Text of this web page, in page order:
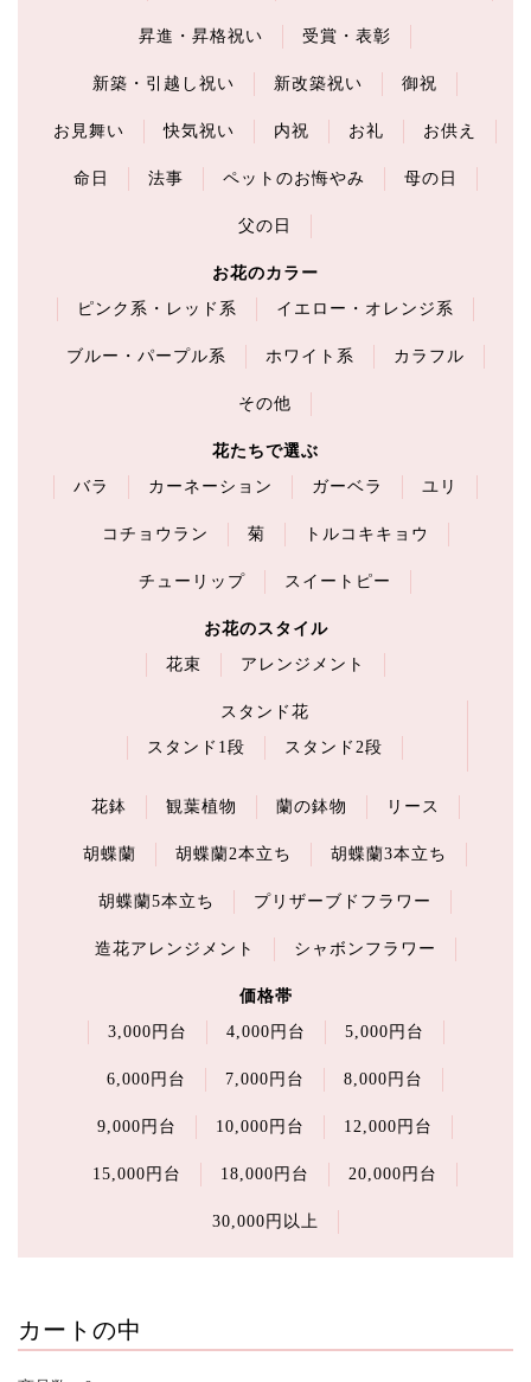
昇進・昇格祝い 受賞・表彰
新築・引越し祝い 新改築祝い 御祝
お見舞い 快気祝い 内祝 お礼 お供え
命日 法事 ペットのお悔やみ 母の日
父の日
お花のカラー
ピンク系・レッド系
イエロー・オレンジ系
ブルー・パープル系 ホワイト系 カラフル
その他
花たちで選ぶ
バラ
カーネーション ガーベラ ユリ
コチョウラン 菊 トルコキキョウ
チューリップ スイートピー
お花のスタイル
花束
アレンジメント
スタンド花
スタンド1段
スタンド2段
花鉢 観葉植物 蘭の鉢物 リース
胡蝶蘭 胡蝶蘭2本立ち 胡蝶蘭3本立ち
胡蝶蘭5本立ち プリザーブドフラワー
造花アレンジメント シャボンフラワー
価格帯
3,000円台
4,000円台 5,000円台
6,000円台 7,000円台 8,000円台
9,000円台 10,000円台 12,000円台
15,000円台 18,000円台 20,000円台
30,000円以上
カートの中